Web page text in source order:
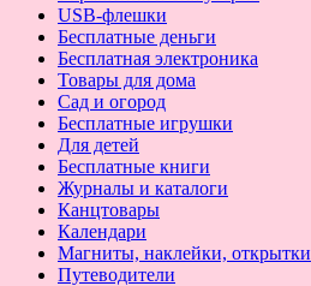
USB-флешки
Бесплатные деньги
Бесплатная электроника
Товары для дома
Сад и огород
Бесплатные игрушки
Для детей
Бесплатные книги
Журналы и каталоги
Канцтовары
Календари
Магниты, наклейки, открытки
Путеводители